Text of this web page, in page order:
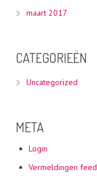
maart 2017
CATEGORIEËN
Uncategorized
META
Login
Vermeldingen feed